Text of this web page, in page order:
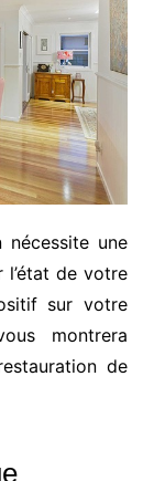
nécessite une
l’état de votre
sur votre
montrera
de